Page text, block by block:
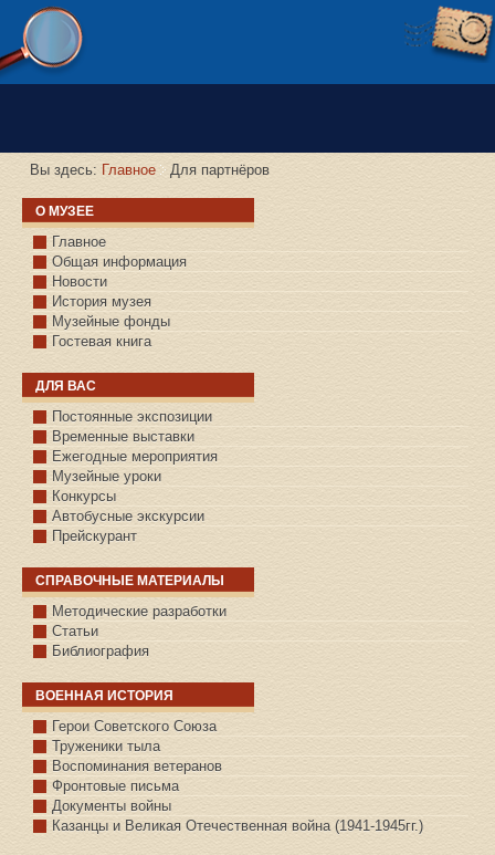
Версия сайта для слабовидящих
Вы здесь: Главное Для партнёров
О МУЗЕЕ
Главное
Общая информация
Новости
История музея
Музейные фонды
Гостевая книга
ДЛЯ ВАС
Постоянные экспозиции
Временные выставки
Ежегодные мероприятия
Музейные уроки
Конкурсы
Автобусные экскурсии
Прейскурант
СПРАВОЧНЫЕ МАТЕРИАЛЫ
Методические разработки
Статьи
Библиография
ВОЕННАЯ ИСТОРИЯ
С.КАЗАНСКОЕ
Герои Советского Союза
Труженики тыла
Воспоминания ветеранов
Фронтовые письма
Документы войны
Казанцы и Великая Отечественная война (1941-1945гг.)